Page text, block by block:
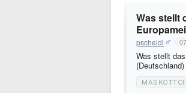
Was stellt
pscheidl
Was stellt